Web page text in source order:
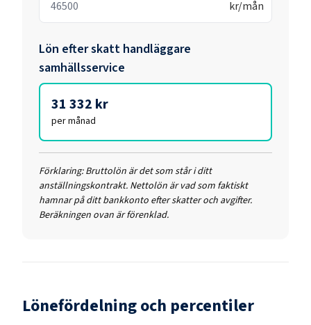
kr/mån
Lön efter skatt handläggare
samhällsservice
31 332 kr
per månad
Förklaring: Bruttolön är det som står i ditt
anställningskontrakt. Nettolön är vad som faktiskt
hamnar på ditt bankkonto efter skatter och avgifter.
Beräkningen ovan är förenklad.
Lönefördelning och percentiler